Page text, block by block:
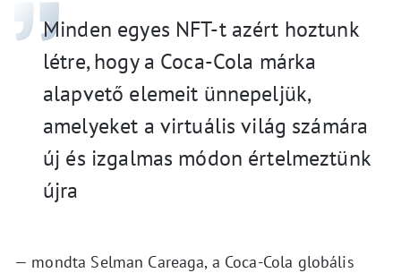
Minden egyes NFT-t azért hoztunk
létre, hogy a Coca-Cola márka
alapvető elemeit ünnepeljük,
amelyeket a virtuális világ számára
új és izgalmas módon értelmeztünk
újra
— mondta Selman Careaga, a Coca-Cola globális